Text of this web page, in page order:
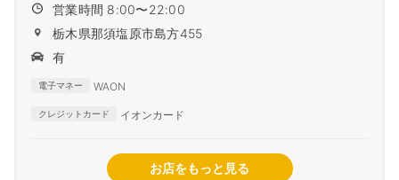
営業時間 8:00〜22:00
栃木県那須塩原市島方455
有
電子マネー WAON
クレジットカード イオンカード
お店をもっと見る